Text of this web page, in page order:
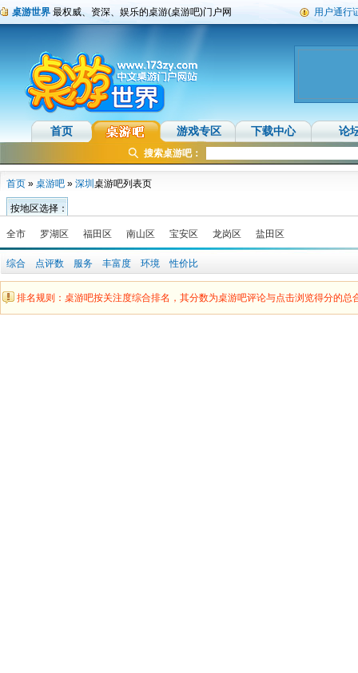
桌游世界 最权威、资深、娱乐的桌游(桌游吧)门户网 用户通行
首页 游戏专区 下载中心 论
搜索桌游吧：
首页 » 桌游吧 » 深圳 桌游吧列表页
按地区选择：
全市 罗湖区 福田区 南山区 宝安区 龙岗区 盐田区
综合 点评数 服务 丰富度 环境 性价比
排名规则：桌游吧按关注度综合排名，其分数为桌游吧评论与点击浏览得分的